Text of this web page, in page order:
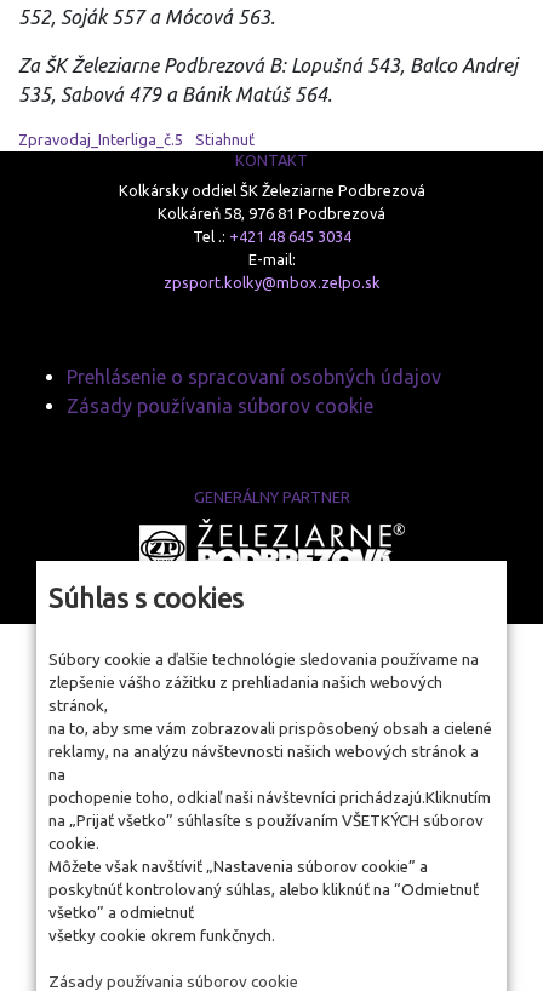
552, Soják 557 a Mócová 563.
Za ŠK Železiarne Podbrezová B: Lopušná 543, Balco Andrej
535, Sabová 479 a Bánik Matúš 564.
Zpravodaj_Interliga_č.5
Stiahnuť
KONTAKT
Kolkársky oddiel ŠK Železiarne Podbrezová
Kolkáreň 58, 976 81 Podbrezová
Tel .: +421 48 645 3034
E-mail:
zpsport.kolky@mbox.zelpo.sk
Prehlásenie o spracovaní osobných údajov
Zásady používania súborov cookie
GENERÁLNY PARTNER
www.zelpo.sk
Súhlas s cookies
Súbory cookie a ďalšie technológie sledovania používame na
zlepšenie vášho zážitku z prehliadania našich webových
stránok,
na to, aby sme vám zobrazovali prispôsobený obsah a cielené
reklamy, na analýzu návštevnosti našich webových stránok a
na
pochopenie toho, odkiaľ naši návštevníci prichádzajú.Kliknutím
na „Prijať všetko” súhlasíte s používaním VŠETKÝCH súborov
cookie.
Môžete však navštíviť „Nastavenia súborov cookie” a
poskytnúť kontrolovaný súhlas, alebo kliknúť na “Odmietnuť
všetko” a odmietnuť
všetky cookie okrem funkčnych.
Zásady používania súborov cookie